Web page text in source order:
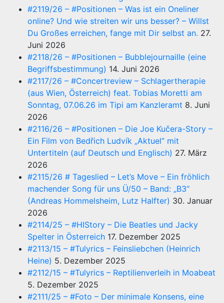
#2119/26 – #Positionen – Was ist ein Oneliner
online? Und wie streiten wir uns besser? – Willst
Du Großes erreichen, fange mit Dir selbst an. 27.
Juni 2026
#2118/26 – #Positionen – Bubblejournaille (eine
Begriffsbestimmung) 14. Juni 2026
#2117/26 – #Concertreview – Schlagertherapie
(aus Wien, Österreich) feat. Tobias Moretti am
Sonntag, 07.06.26 im Tipi am Kanzleramt 8. Juni
2026
#2116/26 – #Positionen – Die Joe Kučera-Story –
Ein Film von Bedřich Ludvík „Aktuel“ mit
Untertiteln (auf Deutsch und Englisch) 27. März
2026
#2115/26 # Tageslied – Let’s Move – Ein fröhlich
machender Song für uns Ü/50 – Band: „B3“
(Andreas Hommelsheim, Lutz Halfter) 30. Januar
2026
#2114/25 – #HIStory – Die Beatles und Jacky
Spelter in Österreich 17. Dezember 2025
#2113/15 – #Tulyrics – Feinsliebchen (Heinrich
Heine) 5. Dezember 2025
#2112/15 – #Tulyrics – Reptilienverleih in Moabeat
5. Dezember 2025
#2111/25 – #Foto – Der minimale Konsens, eine